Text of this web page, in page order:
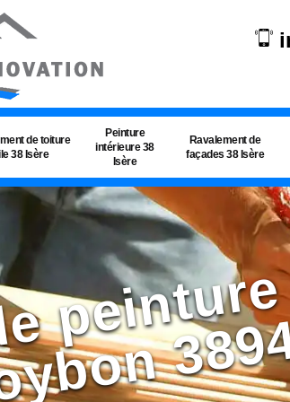
de toiture
38 Isère
Peinture
intérieure 38
Isère
Ravalement de
façades 38 Isère